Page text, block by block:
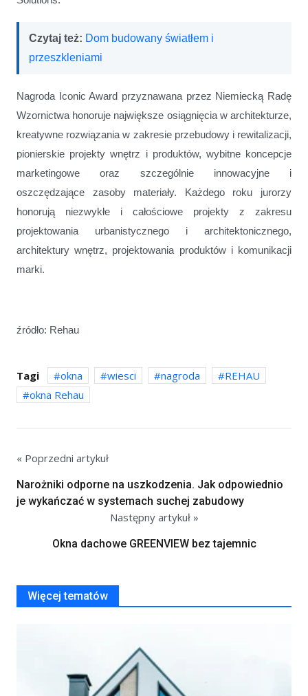
Czytaj też: Dom budowany światłem i
przeszkleniami
Nagroda Iconic Award przyznawana przez Niemiecką Radę
Wzornictwa honoruje największe osiągnięcia w architekturze,
kreatywne rozwiązania w zakresie przebudowy i rewitalizacji,
pionierskie projekty wnętrz i produktów, wybitne koncepcje
marketingowe oraz szczególnie innowacyjne i
oszczędzające zasoby materiały. Każdego roku jurorzy
honorują niezwykłe i całościowe projekty z zakresu
projektowania urbanistycznego i architektonicznego,
architektury wnętrz, projektowania produktów i komunikacji
marki.
źródło: Rehau
Tagi okna wiesci nagroda
REHAU
okna Rehau
« Poprzedni artykuł
Narożniki odporne na uszkodzenia. Jak odpowiednio
je wykańczać w systemach suchej zabudowy
Następny artykuł »
Okna dachowe GREENVIEW bez tajemnic
Więcej tematów